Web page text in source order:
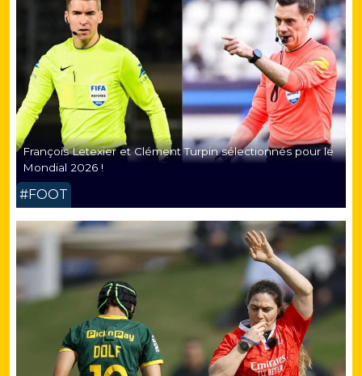
François Letexier et Clément Turpin sélectionnés pour le
Mondial 2026 !
#FOOT